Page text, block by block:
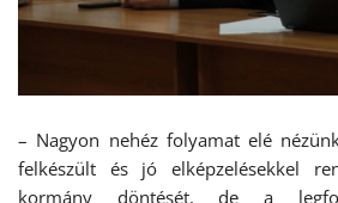
– Nagyon nehéz folyamat elé
felkészült és jó elképzelésekkel
kormány döntését, de a